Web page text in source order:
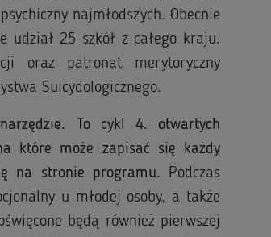
najmłodszych. Obecnie
25 szkół z całego kraju.
oraz patronat merytoryczny
Suicydologicznego.
To cykl 4. otwartych
które może zapisać się każdy
na stronie programu. Podczas
u młodej osoby, a także
będą również pierwszej